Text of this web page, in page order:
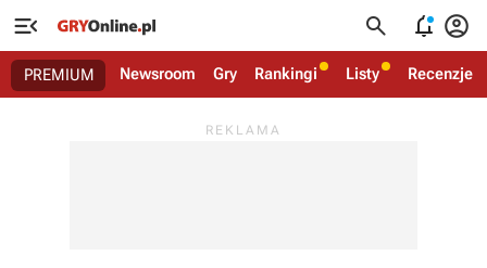
   
PREMIUM Newsroom Gry Rankingi Listy Recenzje